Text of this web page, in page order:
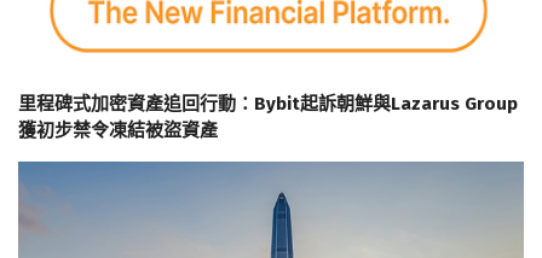
里程碑式加密資產追回行動：Bybit起訴朝鮮與Lazarus Group
獲初步禁令凍結被盜資產